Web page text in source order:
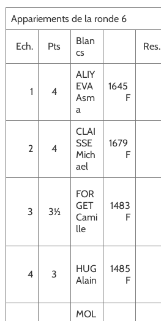
Appariements de la ronde 6
Ech. Pts
Blan
cs
Res.
1 4
ALIY
EVA
Asm
a
1645
F
2 4
CLAI
SSE
Mich
ael
1679
F
3 3½
FOR
GET
Cami
lle
1483
F
4 3
HUG
Alain
1485
F
MOL